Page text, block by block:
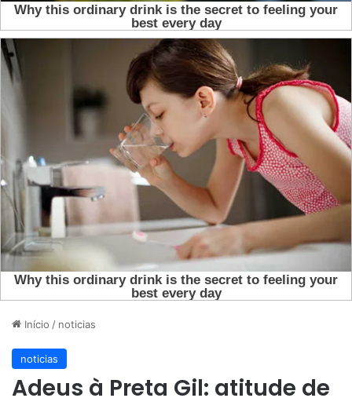
Início / noticias
noticias
Adeus à Preta Gil: atitude de